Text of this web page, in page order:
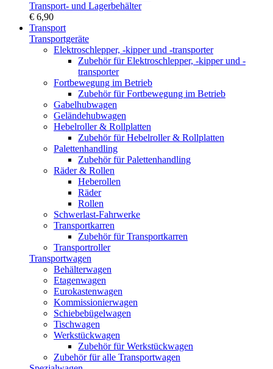
Transport- und Lagerbehälter
€ 6,90
Transport
Transportgeräte
Elektroschlepper, -kipper und -transporter
Zubehör für Elektroschlepper, -kipper und -
transporter
Fortbewegung im Betrieb
Zubehör für Fortbewegung im Betrieb
Gabelhubwagen
Geländehubwagen
Hebelroller & Rollplatten
Zubehör für Hebelroller & Rollplatten
Palettenhandling
Zubehör für Palettenhandling
Räder & Rollen
Heberollen
Räder
Rollen
Schwerlast-Fahrwerke
Transportkarren
Zubehör für Transportkarren
Transportroller
Transportwagen
Behälterwagen
Etagenwagen
Eurokastenwagen
Kommissionierwagen
Schiebebügelwagen
Tischwagen
Werkstückwagen
Zubehör für Werkstückwagen
Zubehör für alle Transportwagen